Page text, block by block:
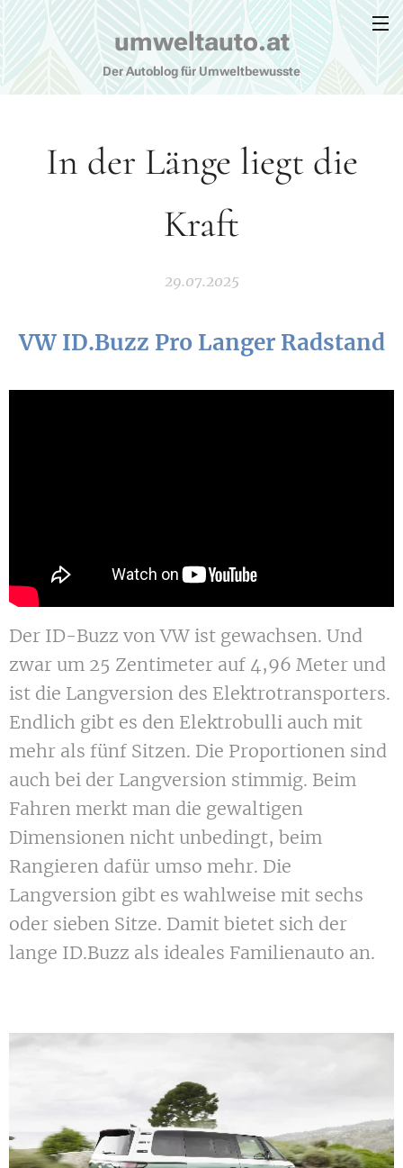
umweltauto.at
Der Autoblog für Umweltbewusste
In der Länge liegt die
Kraft
29.07.2025
VW ID.Buzz Pro Langer Radstand
Der ID-Buzz von VW ist gewachsen. Und
zwar um 25 Zentimeter auf 4,96 Meter und
ist die Langversion des Elektrotransporters.
Endlich gibt es den Elektrobulli auch mit
mehr als fünf Sitzen. Die Proportionen sind
auch bei der Langversion stimmig. Beim
Fahren merkt man die gewaltigen
Dimensionen nicht unbedingt, beim
Rangieren dafür umso mehr. Die
Langversion gibt es wahlweise mit sechs
oder sieben Sitze. Damit bietet sich der
lange ID.Buzz als ideales Familienauto an.